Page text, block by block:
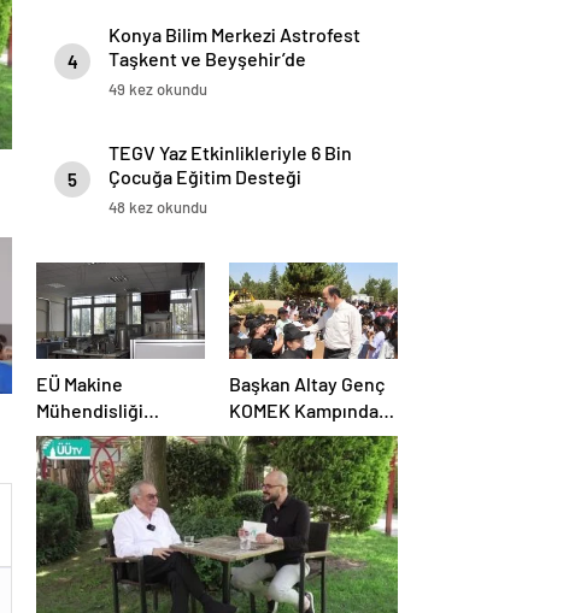
4
Konya Bilim Merkezi Astrofest
Taşkent ve Beyşehir’de
Gökyüzü Meraklılarını
49 kez okundu
5
TEGV Yaz Etkinlikleriyle 6 Bin
Çocuğa Eğitim Desteği
48 kez okundu
EÜ Makine
Mühendisliği
Sektöre Nitelikli
Profiller
Kazandırıyor
Başkan Altay Genç
KOMEK Kampında
Çocuklarla Buluştu